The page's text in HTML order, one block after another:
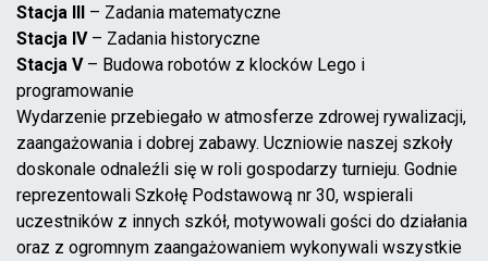
Stacja III – Zadania matematyczne
Stacja IV– Zadania historyczne
Stacja V– Budowa robotów z klocków Lego i
programowanie
Wydarzenie przebiegało w atmosferze zdrowej rywalizacji,
zaangażowania i dobrej zabawy. Uczniowie naszej szkoły
doskonale odnaleźli się w roli gospodarzy turnieju. Godnie
reprezentowali Szkołę Podstawową nr 30, wspierali
uczestników z innych szkół, motywowali gości do działania
oraz z ogromnym zaangażowaniem wykonywali wszystkie